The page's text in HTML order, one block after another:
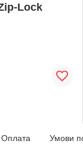
Lock
Оплата Умови